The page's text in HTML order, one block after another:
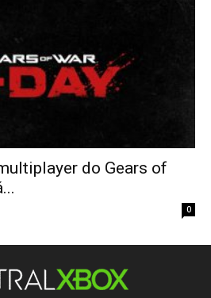
do Gears of
0